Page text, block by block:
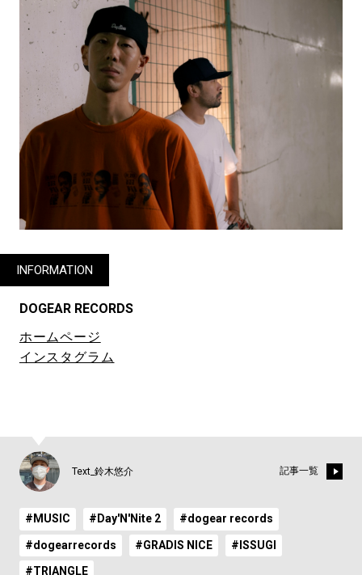
INFORMATION
DOGEAR RECORDS
ホームページ
インスタグラム
Text_鈴木悠介 記事一覧
#MUSIC #Day'N'Nite 2 #dogear records
#dogearrecords #GRADIS NICE #ISSUGI
#TRIANGLE